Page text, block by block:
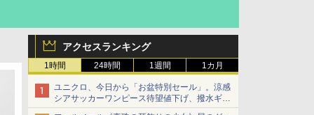
アクセスランキング
1時間 24時間 1週間 1カ月
ユニクロ、今日から「お盆特別セール」。涼感
シアサッカーワンピース待望値下げ、撥水ギア
ショーツは1990円に